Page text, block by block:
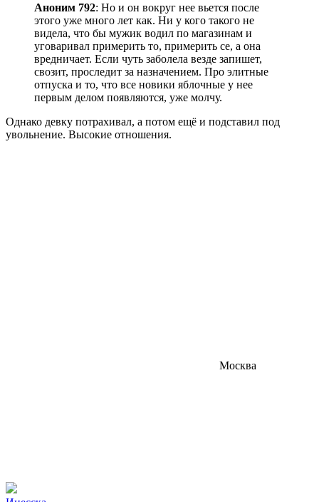
Аноним 792: Но и он вокруг нее вьется после
этого уже много лет как. Ни у кого такого не
видела, что бы мужик водил по магазинам и
уговаривал примерить то, примерить се, а она
вредничает. Если чуть заболела везде запишет,
свозит, проследит за назначением. Про элитные
отпуска и то, что все новики яблочные у нее
первым делом появляются, уже молчу.
Однако девку потрахивал, а потом ещё и подставил под
увольнение. Высокие отношения.
Москва